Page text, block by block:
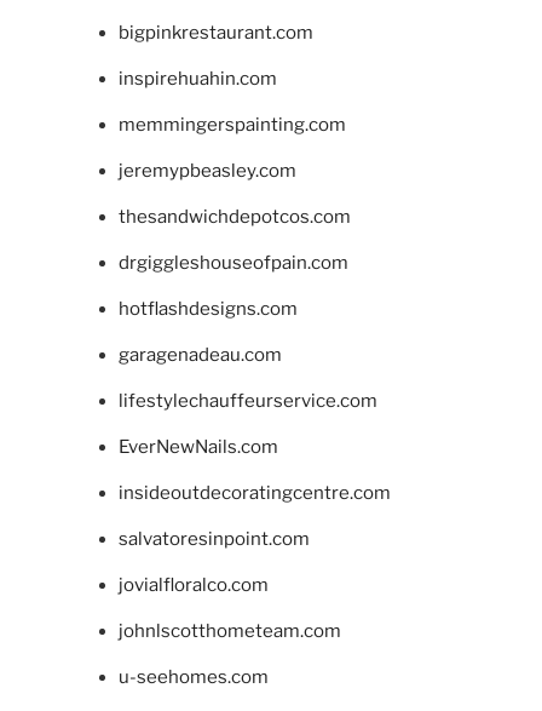
bigpinkrestaurant.com
inspirehuahin.com
memmingerspainting.com
jeremypbeasley.com
thesandwichdepotcos.com
drgiggleshouseofpain.com
hotflashdesigns.com
garagenadeau.com
lifestylechauffeurservice.com
EverNewNails.com
insideoutdecoratingcentre.com
salvatoresinpoint.com
jovialfloralco.com
johnlscotthometeam.com
u-seehomes.com